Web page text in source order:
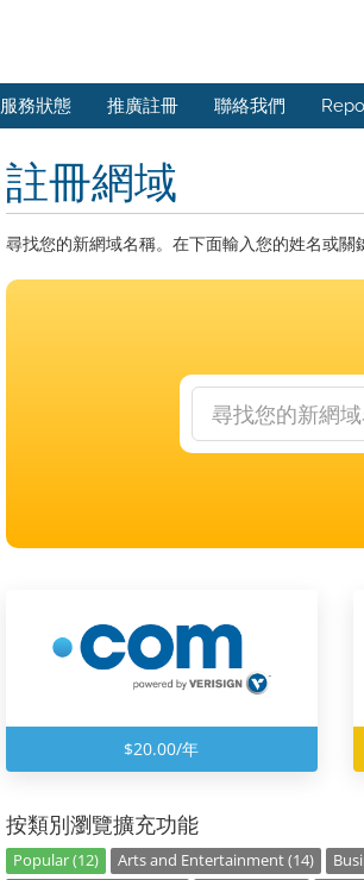
服務狀態 推廣註冊 聯絡我們
註冊網域
尋找您的新網域名稱。在下面輸入您的姓名或關
$20.00/年
按類別瀏覽擴充功能
Popular (12) Arts and Entertainment (14)